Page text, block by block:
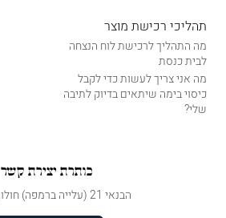
תהליכי רכישת מוצר
מה התהליך לרכישת לוח הנצחה
לבית כנסת
מה אני צריך לעשות כדי לקבל
כיסוי בימה שיתאים בדיוק לתיבה
שלי?
כותרת יצירת קשר
הבנאי 21 (עלייה ברמפה) חולון, ישראל